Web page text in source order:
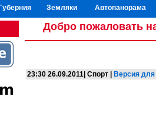
Губерния Земляки Автопанорама
Добро пожаловать
23:30 26.09.2011| Спорт | Версия для